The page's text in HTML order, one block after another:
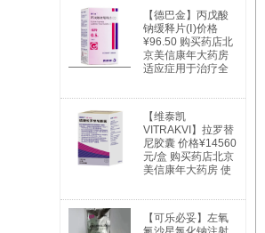
【德巴金】丙戊酸
钠缓释片(Ⅰ)价格
¥96.50 购买药店北
京美信康年大药房
适应症用于治疗全
以及特殊类型的综
合症。全身性癫痫
适用于：失神发
作、肌阵挛发作、
强直阵挛发作、失
张力发作及混合型
发作。部分性癫痫
发作；复杂部分性
发作；部分继发全
身性发作。躁狂
【维泰凯
VITRAKVI】拉罗替
尼胶囊 价格¥14560
元/盒 购买药店北京
美信康年大药房 使
药 实体瘤
【可乐必妥】左氧